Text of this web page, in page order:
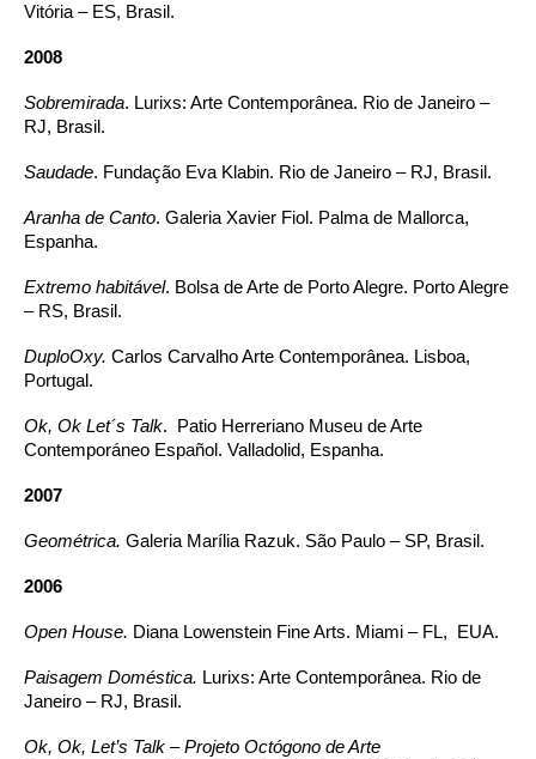
Vitória – ES, Brasil.
2008
Sobremirada. Lurixs: Arte Contemporânea. Rio de Janeiro –
RJ, Brasil.
Saudade. Fundação Eva Klabin. Rio de Janeiro – RJ, Brasil.
Aranha de Canto. Galeria Xavier Fiol. Palma de Mallorca,
Espanha.
Extremo habitável. Bolsa de Arte de Porto Alegre. Porto Alegre
– RS, Brasil.
DuploOxy. Carlos Carvalho Arte Contemporânea. Lisboa,
Portugal.
Ok, Ok Let´s Talk. Patio Herreriano Museu de Arte
Contemporáneo Español. Valladolid, Espanha.
2007
Geométrica. Galeria Marília Razuk. São Paulo – SP, Brasil.
2006
Open House. Diana Lowenstein Fine Arts. Miami – FL, EUA.
Paisagem Doméstica. Lurixs: Arte Contemporânea. Rio de
Janeiro – RJ, Brasil.
Ok, Ok, Let’s Talk – Projeto Octógono de Arte